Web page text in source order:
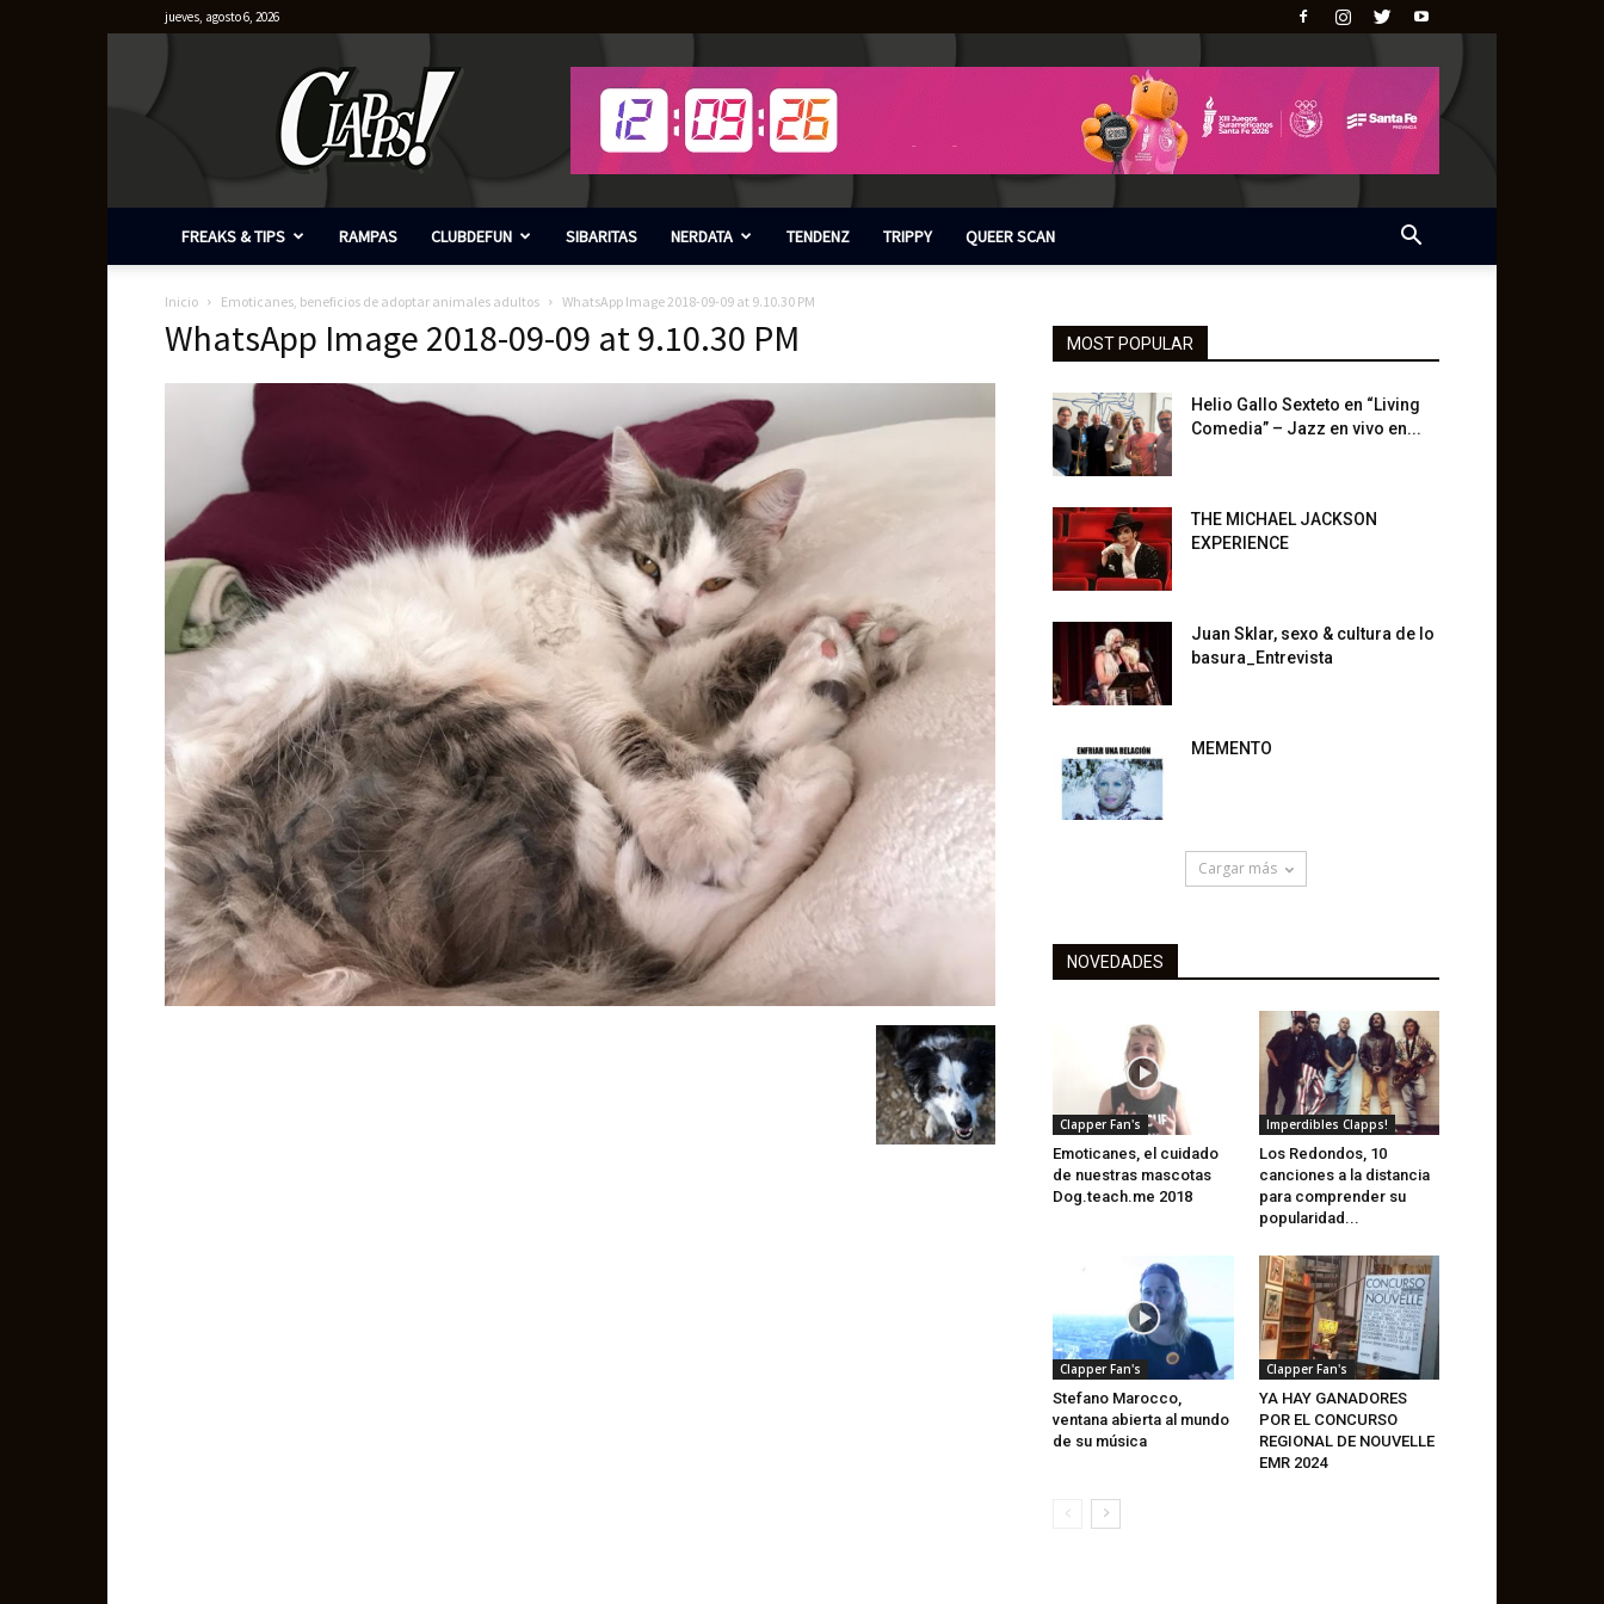
jueves, agosto 6, 2026
FREAKS & TIPS RAMPAS CLUBDEFUN SIBARITAS NERDATA TENDENZ TRIPPY QUEER SCAN
Inicio Emoticanes, beneficios de adoptar animales adultos WhatsApp Image 2018-09-09 at 9.10.30 PM
WhatsApp Image 2018-09-09 at 9.10.30 PM MOST POPULAR
Helio Gallo Sexteto en “Living
Comedia” – Jazz en vivo en...
THE MICHAEL JACKSON
EXPERIENCE
Juan Sklar, sexo & cultura de lo
basura_Entrevista
MEMENTO
Cargar más
NOVEDADES
Clapper Fan's
Emoticanes, el cuidado
de nuestras mascotas
Dog.teach.me 2018
Imperdibles Clapps!
Los Redondos, 10
canciones a la distancia
para comprender su
popularidad...
Clapper Fan's
Stefano Marocco,
ventana abierta al mundo
de su música
Clapper Fan's
YA HAY GANADORES
POR EL CONCURSO
REGIONAL DE NOUVELLE
EMR 2024